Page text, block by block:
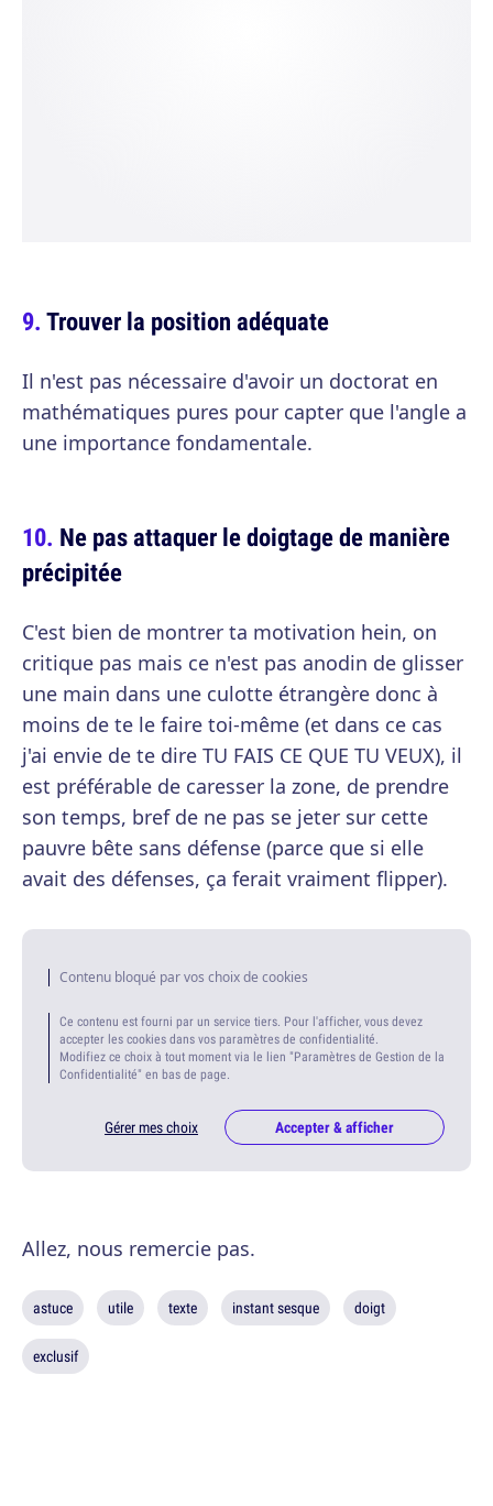
Trouver la position adéquate
Il n'est pas nécessaire d'avoir un doctorat en
mathématiques pures pour capter que l'angle a
une importance fondamentale.
Ne pas attaquer le doigtage de manière
précipitée
C'est bien de montrer ta motivation hein, on
critique pas mais ce n'est pas anodin de glisser
une main dans une culotte étrangère donc à
moins de te le faire toi-même (et dans ce cas
j'ai envie de te dire TU FAIS CE QUE TU VEUX), il
est préférable de caresser la zone, de prendre
son temps, bref de ne pas se jeter sur cette
pauvre bête sans défense (parce que si elle
avait des défenses, ça ferait vraiment flipper).
Contenu bloqué par vos choix de cookies
Ce contenu est fourni par un service tiers. Pour l'afficher, vous devez
accepter les cookies dans vos paramètres de confidentialité.
Modifiez ce choix à tout moment via le lien "Paramètres de Gestion de la
Confidentialité" en bas de page.
Gérer mes choix Accepter & afficher
Allez, nous remercie pas.
astuce utile texte instant sesque doigt
exclusif